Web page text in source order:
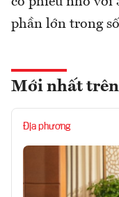
phần lớn trong
Mới nhất trên
Địa phương